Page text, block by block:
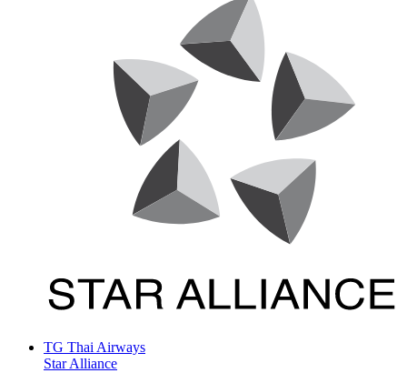
TG Thai Airways
Star Alliance